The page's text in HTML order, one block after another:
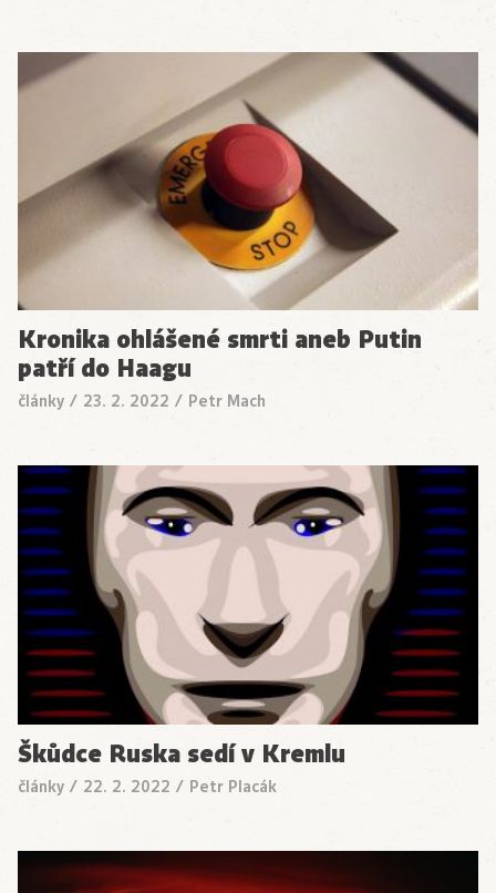
Kronika ohlášené smrti aneb Putin
patří do Haagu
články / 23. 2. 2022 / Petr Mach
Škůdce Ruska sedí v Kremlu
články / 22. 2. 2022 / Petr Placák